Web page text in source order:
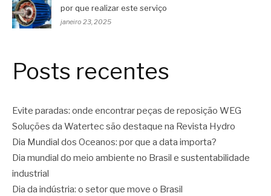
por que realizar este serviço
janeiro 23, 2025
Posts recentes
Evite paradas: onde encontrar peças de reposição WEG
Soluções da Watertec são destaque na Revista Hydro
Dia Mundial dos Oceanos: por que a data importa?
Dia mundial do meio ambiente no Brasil e sustentabilidade
industrial
Dia da indústria: o setor que move o Brasil